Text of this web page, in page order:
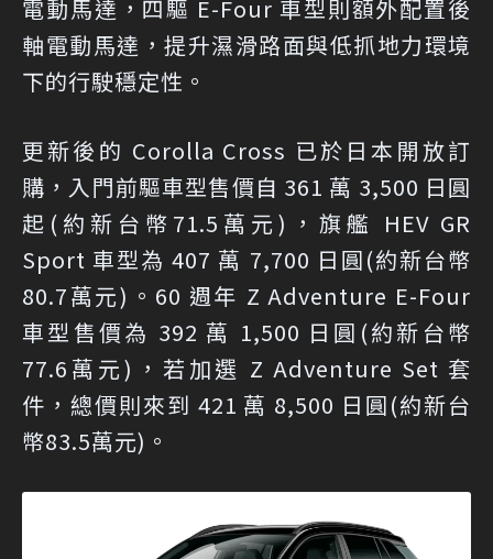
電動馬達，四驅 E-Four 車型則額外配置後
軸電動馬達，提升濕滑路面與低抓地力環境
下的行駛穩定性。
更新後的 Corolla Cross 已於日本開放訂
購，入門前驅車型售價自 361 萬 3,500 日圓
起(約新台幣71.5萬元)，旗艦 HEV GR
Sport 車型為 407 萬 7,700 日圓(約新台幣
80.7萬元)。60 週年 Z Adventure E-Four
車型售價為 392 萬 1,500 日圓(約新台幣
77.6萬元)，若加選 Z Adventure Set 套
件，總價則來到 421 萬 8,500 日圓(約新台
幣83.5萬元)。